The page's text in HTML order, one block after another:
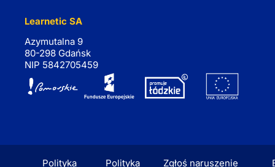
Learnetic SA
Azymutalna 9
80-298 Gdańsk
NIP 5842705459
Polityka Polityka Zgłoś naruszenie